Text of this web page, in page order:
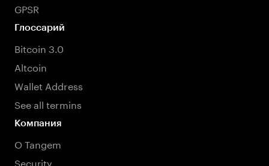
GPSR
Глоссарий
Bitcoin 3.0
Altcoin
Wallet Address
See all termins
Компания
О Tangem
Security